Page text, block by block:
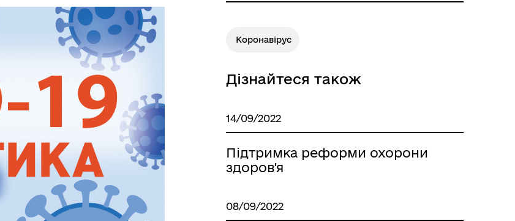
Коронавірус
Дізнайтеся також
14/09/2022
Підтримка реформи охорони
здоров'я
08/09/2022